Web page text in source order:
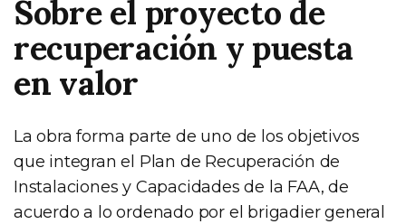
Sobre el proyecto de
recuperación y puesta
en valor
La obra forma parte de uno de los objetivos
que integran el Plan de Recuperación de
Instalaciones y Capacidades de la FAA, de
acuerdo a lo ordenado por el brigadier general